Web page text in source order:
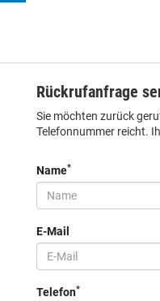
Rückrufanfrage
Sie möchten zurück
Telefonnummer reicht.
Name*
E-Mail
Telefon*